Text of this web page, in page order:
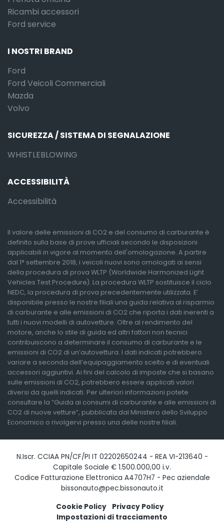
Ricambi accessori
Ford service
I NOSTRI BRAND
Ford
Ford Veicoli Commerciali
Mazda
Volvo
SICUREZZA / SISTEMA DI SEGNALAZIONE
WHISTLEBLOWING
ACCESSIBILITÀ
Accessibilità
Il valore delle emissioni di CO2 e del consumo di carburante è
definito sulla base di prove ufficiali secondo le disposizioni
applicabili in vigore al momento dell'omologazione. A partire
dal 1° settembre 2018, i veicoli nuovi sono omologati ai sensi
della procedura di prova WLTP (Worldwide Harmonized Light
Vehicles Test Procedure). La procedura WLTP sostituisce il ciclo
NEDC, la procedura di prova precedentemente utilizzata. E’
disponibile presso le nostre filiali una guida relativa al risparmio
di carburante e alle emissioni di CO2 che riporta i dati inerenti a
tutti i nuovi modelli di autovetture. Oltre al rendimento del
motore, anche lo stile di guida ed altri fattori non tecnici
contribuiscono a determinare il consumo di carburante e le
emissioni di CO2 di un’autovettura. I dati indicati potrebbero
variare a seconda dell’equipaggiamento scelto e di eventuali
accessori aggiuntivi. Ai fini del calcolo di imposte che si basano
sulle emissioni di CO2, potrebbero essere applicati valori
diversi da quelli indicati. Per ulteriori informazioni potete
consultare la “Guida ai consumi di carburante e alle emissioni di
CO2 di nuove vetture”, pubblicata dal Ministero dello Sviluppo
Economico o rivolgervi presso una delle nostre filiali.
N.Iscr. CCIAA PN/CF/PI IT 02202650244 - REA VI-213640 -
Capitale Sociale € 1.500.000,00 i.v.
Codice Fatturazione Elettronica A4707H7 - Pec aziendale
bissonauto@pec.bissonauto.it
Cookie Policy
Privacy Policy
Impostazioni di tracciamento